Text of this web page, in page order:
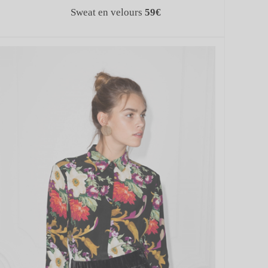
Sweat en velours59€